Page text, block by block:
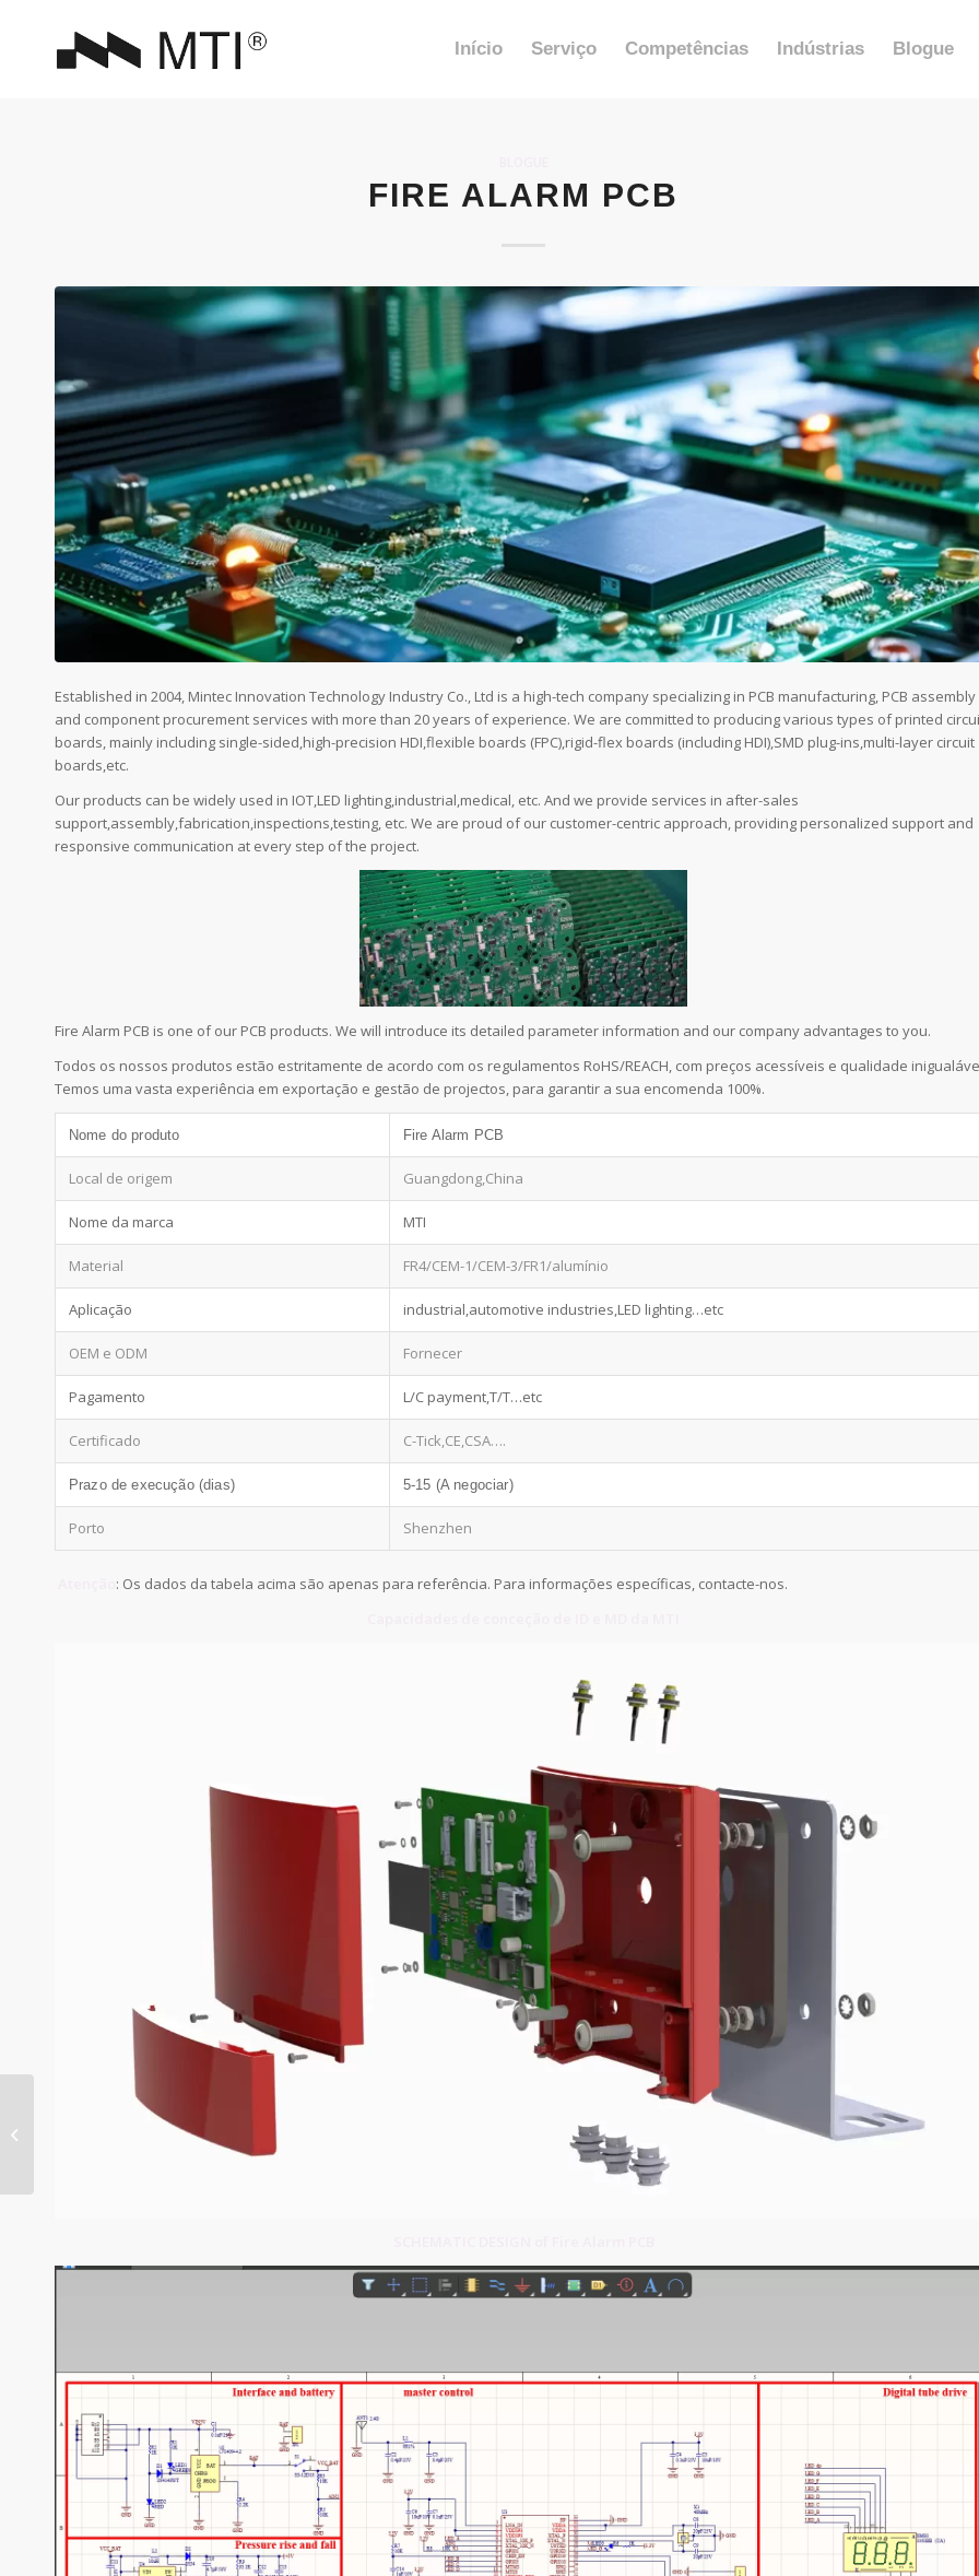
Início Serviço Competências Indústrias Blogue
FIRE ALARM PCB
Established in 2004, Mintec Innovation Technology Industry Co., Ltd is a high-tech company specializing in PCB manufacturing, PCB assembly
and component procurement services with more than 20 years of experience. We are committed to producing various types of printed
boards, mainly including single-sided,high-precision HDI,flexible boards (FPC),rigid-flex boards (including HDI),SMD plug-ins,multi-layer circuit
boards,etc.
Our products can be widely used in IOT,LED lighting,industrial,medical, etc. And we provide services in after-sales
support,assembly,fabrication,inspections,testing, etc. We are proud of our customer-centric approach, providing personalized support and
responsive communication at every step of the project.
Fire Alarm PCB is one of our PCB products. We will introduce its detailed parameter information and our company advantages to you.
Todos os nossos produtos estão estritamente de acordo com os regulamentos RoHS/REACH, com preços acessíveis e qualidade
Temos uma vasta experiência em exportação e gestão de projectos, para garantir a sua encomenda 100%.
Nome do produto Fire Alarm PCB
Local de origem Guangdong,China
Nome da marca MTI
Material FR4/CEM-1/CEM-3/FR1/alumínio
Aplicação industrial,automotive industries,LED lighting…etc
OEM e ODM Fornecer
Pagamento L/C payment,T/T…etc
Certificado C-Tick,CE,CSA….
Prazo de execução (dias) 5-15 (A negociar)
Porto Shenzhen
: Os dados da tabela acima são apenas para referência. Para informações específicas, contacte-nos.
Environmental Control